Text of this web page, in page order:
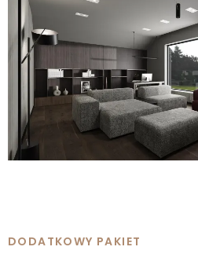
DODATKOWY PAKIET